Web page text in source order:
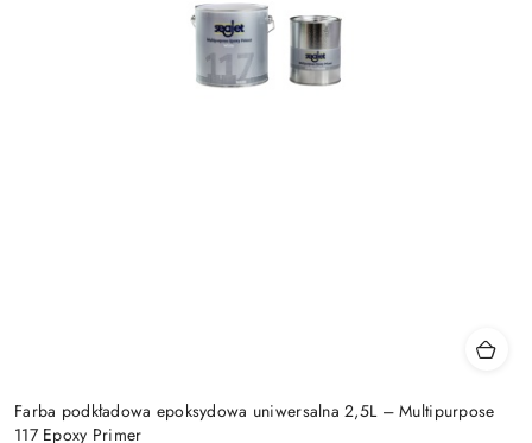
Farba podkładowa epoksydowa uniwersalna 2,5L – Multipurpose
117 Epoxy Primer